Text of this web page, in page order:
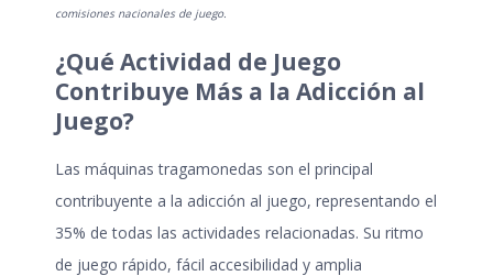
comisiones nacionales de juego.
¿Qué Actividad de Juego
Contribuye Más a la Adicción al
Juego?
Las máquinas tragamonedas son el principal
contribuyente a la adicción al juego, representando el
35% de todas las actividades relacionadas. Su ritmo
de juego rápido, fácil accesibilidad y amplia